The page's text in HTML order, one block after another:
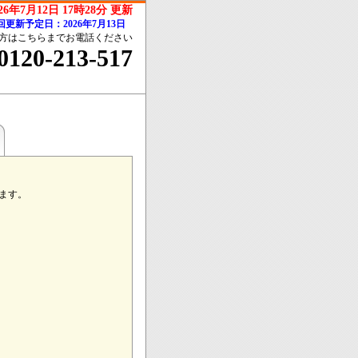
年7月12日 17時28分 更新
更新予定日：2026年7月13日
はこちらまでお電話ください
213-517
す。